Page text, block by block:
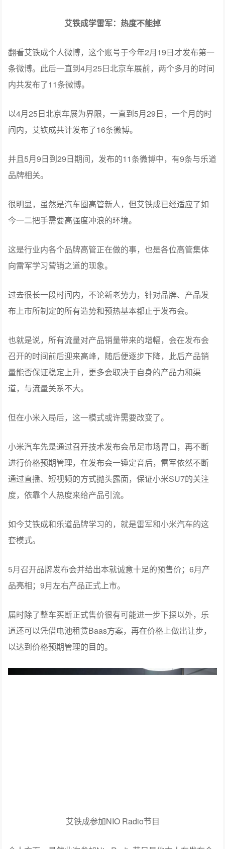
艾铁成学雷军：热度不能掉
翻看艾铁成个人微博，这个账号于今年2月19日才发布第一
条微博。此后一直到4月25日北京车展前，两个多月的时间
内共发布了11条微博。
以4月25日北京车展为界限，一直到5月29日，一个月的时
间内，艾铁成共计发布了16条微博。
并且5月9日到29日期间，发布的11条微博中，有9条与乐道
品牌相关。
很明显，虽然是汽车圈高管新人，但艾铁成已经适应了如
今一二把手需要高强度冲浪的环境。
这是行业内各个品牌高管正在做的事，也是各位高管集体
向雷军学习营销之道的现象。
过去很长一段时间内，不论新老势力，针对品牌、产品发
布上市所制定的所有造势和预热基本都止于发布会。
也就是说，所有流量对产品销量带来的增幅，会在发布会
召开的时间前后迎来高峰，随后便逐步下降，此后产品销
量能否保证稳定上升，更多会取决于自身的产品力和渠
道，与流量关系不大。
但在小米入局后，这一模式或许需要改变了。
小米汽车先是通过召开技术发布会吊足市场胃口，再不断
进行价格预期管理，在发布会一锤定音后，雷军依然不断
通过直播、短视频的方式抛头露面，保证小米SU7的关注
度，依靠个人热度来给产品引流。
如今艾铁成和乐道品牌学习的，就是雷军和小米汽车的这
套模式。
5月召开品牌发布会并给出本就诚意十足的预售价；6月产
品亮相；9月左右产品正式上市。
届时除了整车买断正式售价很有可能进一步下探以外，乐
道还可以凭借电池租赁Baas方案，再在价格上做出让步，
以达到价格预期管理的目的。
艾铁成参加NIO Radio节目